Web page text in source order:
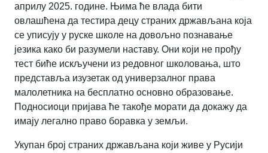
априлу 2025. године. Њима ће влада бити
овлашћена да тестира децу страних држављана која
се уписују у руске школе на довољно познавање
језика како би разумели наставу. Они који не прођу
тест биће искључени из редовног школовања, што
представља изузетак од универзалног права
малолетника на бесплатно основно образовање.
Подносиоци пријава ће такође морати да докажу да
имају легално право боравка у земљи.
Укупан број страних држављана који живе у Русији